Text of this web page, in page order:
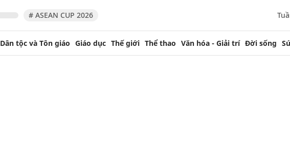
# ASEAN CUP 2026
Dân tộc và Tôn giáo Giáo dục Thế giới Thể thao Văn hóa - Giải trí Đời sống